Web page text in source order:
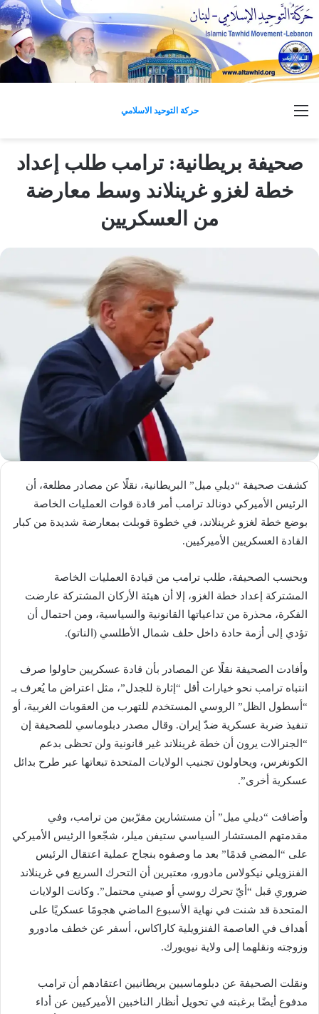
حركة التوحيد الاسلامي القائمة
صحيفة بريطانية: ترامب طلب إعداد
خطة لغزو غرينلاند وسط معارضة
من العسكريين
كشفت صحيفة “ديلي ميل” البريطانية، نقلًا عن مصادر مطلعة، أن
الرئيس الأميركي دونالد ترامب أمر قادة قوات العمليات الخاصة
بوضع خطة لغزو غرينلاند، في خطوة قوبلت بمعارضة شديدة من كبار
القادة العسكريين الأميركيين.
وبحسب الصحيفة، طلب ترامب من قيادة العمليات الخاصة
المشتركة إعداد خطة الغزو، إلا أن هيئة الأركان المشتركة عارضت
الفكرة، محذرة من تداعياتها القانونية والسياسية، ومن احتمال أن
تؤدي إلى أزمة حادة داخل حلف شمال الأطلسي (الناتو).
وأفادت الصحيفة نقلًا عن المصادر بأن قادة عسكريين حاولوا صرف
انتباه ترامب نحو خيارات أقل “إثارة للجدل”، مثل اعتراض ما يُعرف بـ
“أسطول الظل” الروسي المستخدم للتهرب من العقوبات الغربية، أو
تنفيذ ضربة عسكرية ضدّ إيران. وقال مصدر دبلوماسي للصحيفة إن
“الجنرالات يرون أن خطة غرينلاند غير قانونية ولن تحظى بدعم
الكونغرس، ويحاولون تجنيب الولايات المتحدة تبعاتها عبر طرح بدائل
عسكرية أخرى”.
وأضافت “ديلي ميل” أن مستشارين مقرّبين من ترامب، وفي
مقدمتهم المستشار السياسي ستيفن ميلر، شجّعوا الرئيس الأميركي
على “المضي قدمًا” بعد ما وصفوه بنجاح عملية اعتقال الرئيس
الفنزويلي نيكولاس مادورو، معتبرين أن التحرك السريع في غرينلاند
ضروري قبل “أيّ تحرك روسي أو صيني محتمل”. وكانت الولايات
المتحدة قد شنت في نهاية الأسبوع الماضي هجومًا عسكريًا على
أهداف في العاصمة الفنزويلية كاراكاس، أسفر عن خطف مادورو
وزوجته ونقلهما إلى ولاية نيويورك.
ونقلت الصحيفة عن دبلوماسيين بريطانيين اعتقادهم أن ترامب
مدفوع أيضًا برغبته في تحويل أنظار الناخبين الأميركيين عن أداء